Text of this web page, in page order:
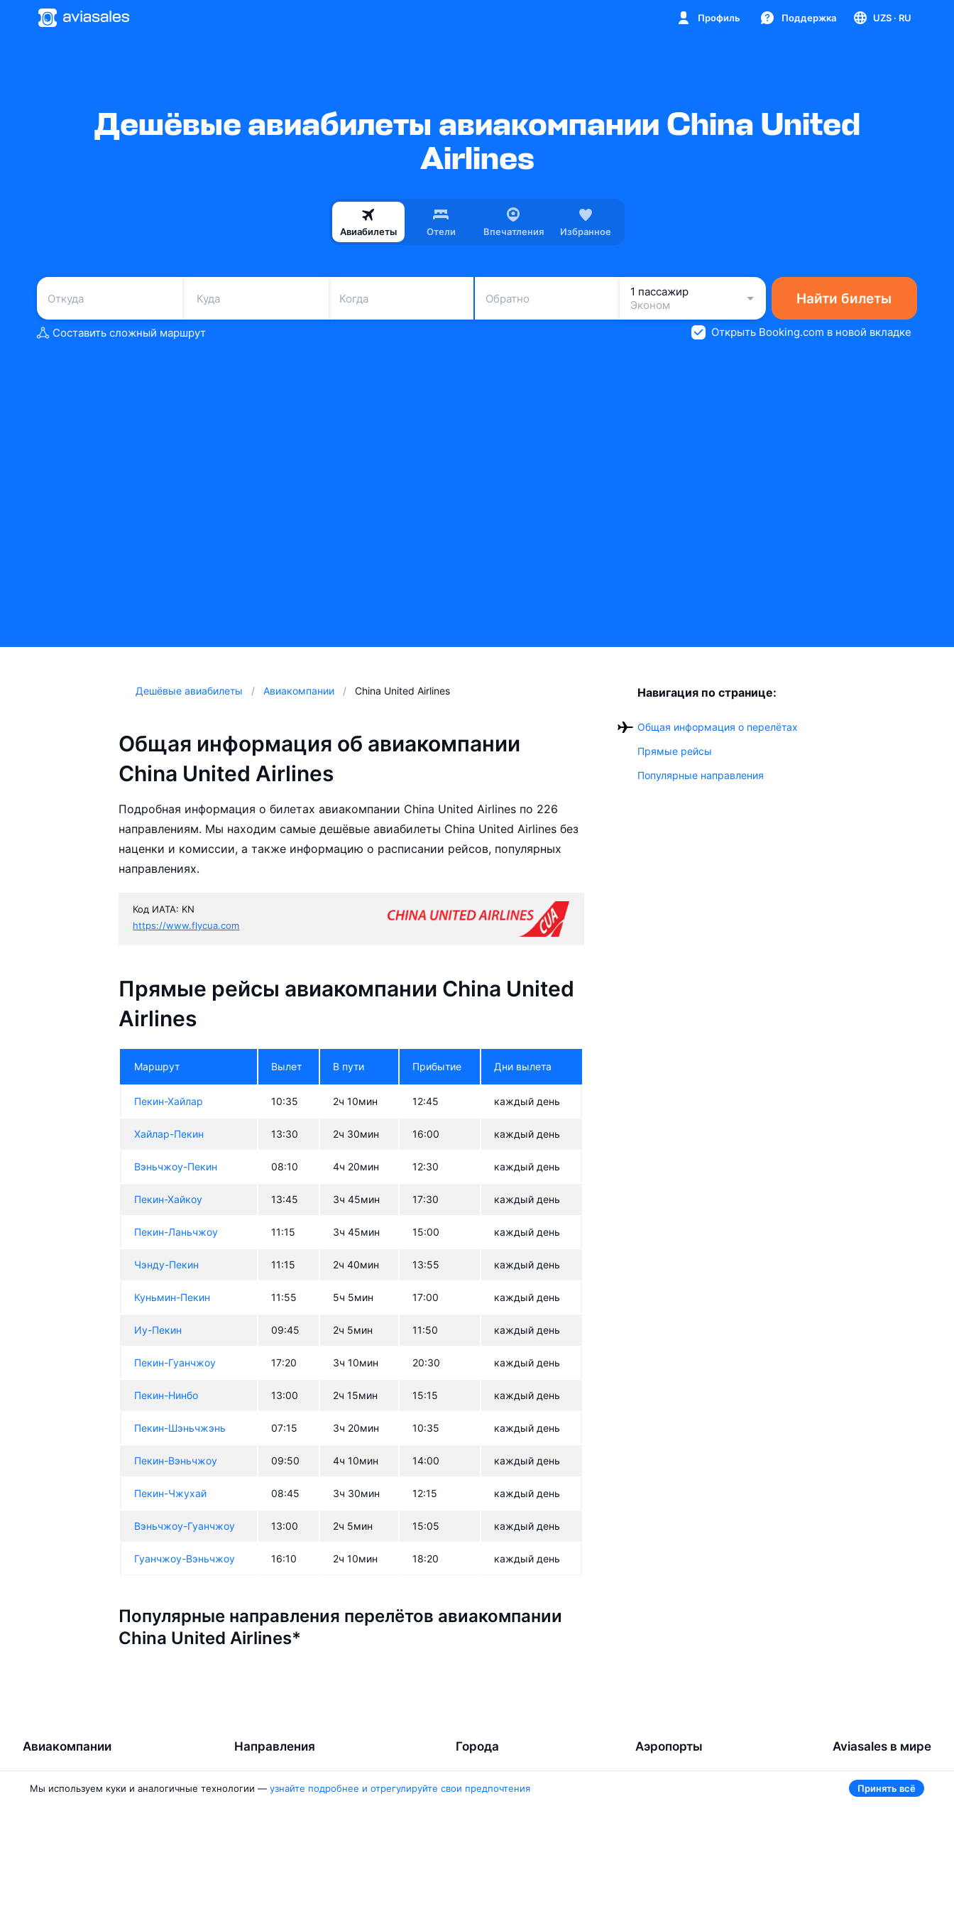
Профиль Поддержка UZS · RU
Дешёвые авиабилеты авиакомпании China United
Airlines
Авиабилеты Отели Впечатления Избранное
Когда Обратно
1 пассажир
Эконом
Найти билеты
Составить сложный маршрут Открыть Booking.com в новой вкладке
Дешёвые авиабилеты Авиакомпании China United Airlines
Общая информация об авиакомпании
China United Airlines
Подробная информация о билетах авиакомпании China United Airlines по 226
направлениям. Мы находим самые дешёвые авиабилеты China United Airlines без
наценки и комиссии, а также информацию о расписании рейсов, популярных
направлениях.
Код ИАТА: KN
https://www.flycua.com
Прямые рейсы авиакомпании China United
Airlines
Маршрут Вылет В пути Прибытие Дни вылета
Пекин-Хайлар 10:35 2ч 10мин 12:45 каждый день
Хайлар-Пекин 13:30 2ч 30мин 16:00 каждый день
Вэньчжоу-Пекин 08:10 4ч 20мин 12:30 каждый день
Пекин-Хайкоу 13:45 3ч 45мин 17:30 каждый день
Пекин-Ланьчжоу 11:15 3ч 45мин 15:00 каждый день
Чэнду-Пекин 11:15 2ч 40мин 13:55 каждый день
Куньмин-Пекин 11:55 5ч 5мин 17:00 каждый день
Иу-Пекин 09:45 2ч 5мин 11:50 каждый день
Пекин-Гуанчжоу 17:20 3ч 10мин 20:30 каждый день
Пекин-Нинбо 13:00 2ч 15мин 15:15 каждый день
Пекин-Шэньчжэнь 07:15 3ч 20мин 10:35 каждый день
Пекин-Вэньчжоу 09:50 4ч 10мин 14:00 каждый день
Пекин-Чжухай 08:45 3ч 30мин 12:15 каждый день
Вэньчжоу-Гуанчжоу 13:00 2ч 5мин 15:05 каждый день
Гуанчжоу-Вэньчжоу 16:10 2ч 10мин 18:20 каждый день
Популярные направления перелётов авиакомпании
China United Airlines*
Навигация по странице:
Общая информация о перелётах
Прямые рейсы
Популярные направления
Авиакомпании
Победа
Направления
Ташкент — Бухара
Города
Москва
Аэропорты Aviasales в мире
Беларусь
Россия
Мы используем куки и аналогичные технологии — узнайте подробнее и отрегулируйте свои предпочтения Принять всё